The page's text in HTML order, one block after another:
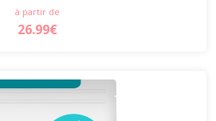
à partir de
26.99€